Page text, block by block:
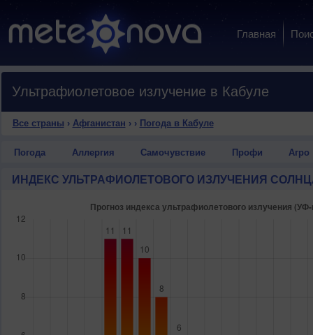
Главная
Ультрафиолетовое излучение в Кабуле
Все страны › Афганистан › › Погода в Кабуле
Погода Аллергия Самочувствие Профи Агро
ИНДЕКС УЛЬТРАФИОЛЕТОВОГО ИЗЛУЧЕНИЯ